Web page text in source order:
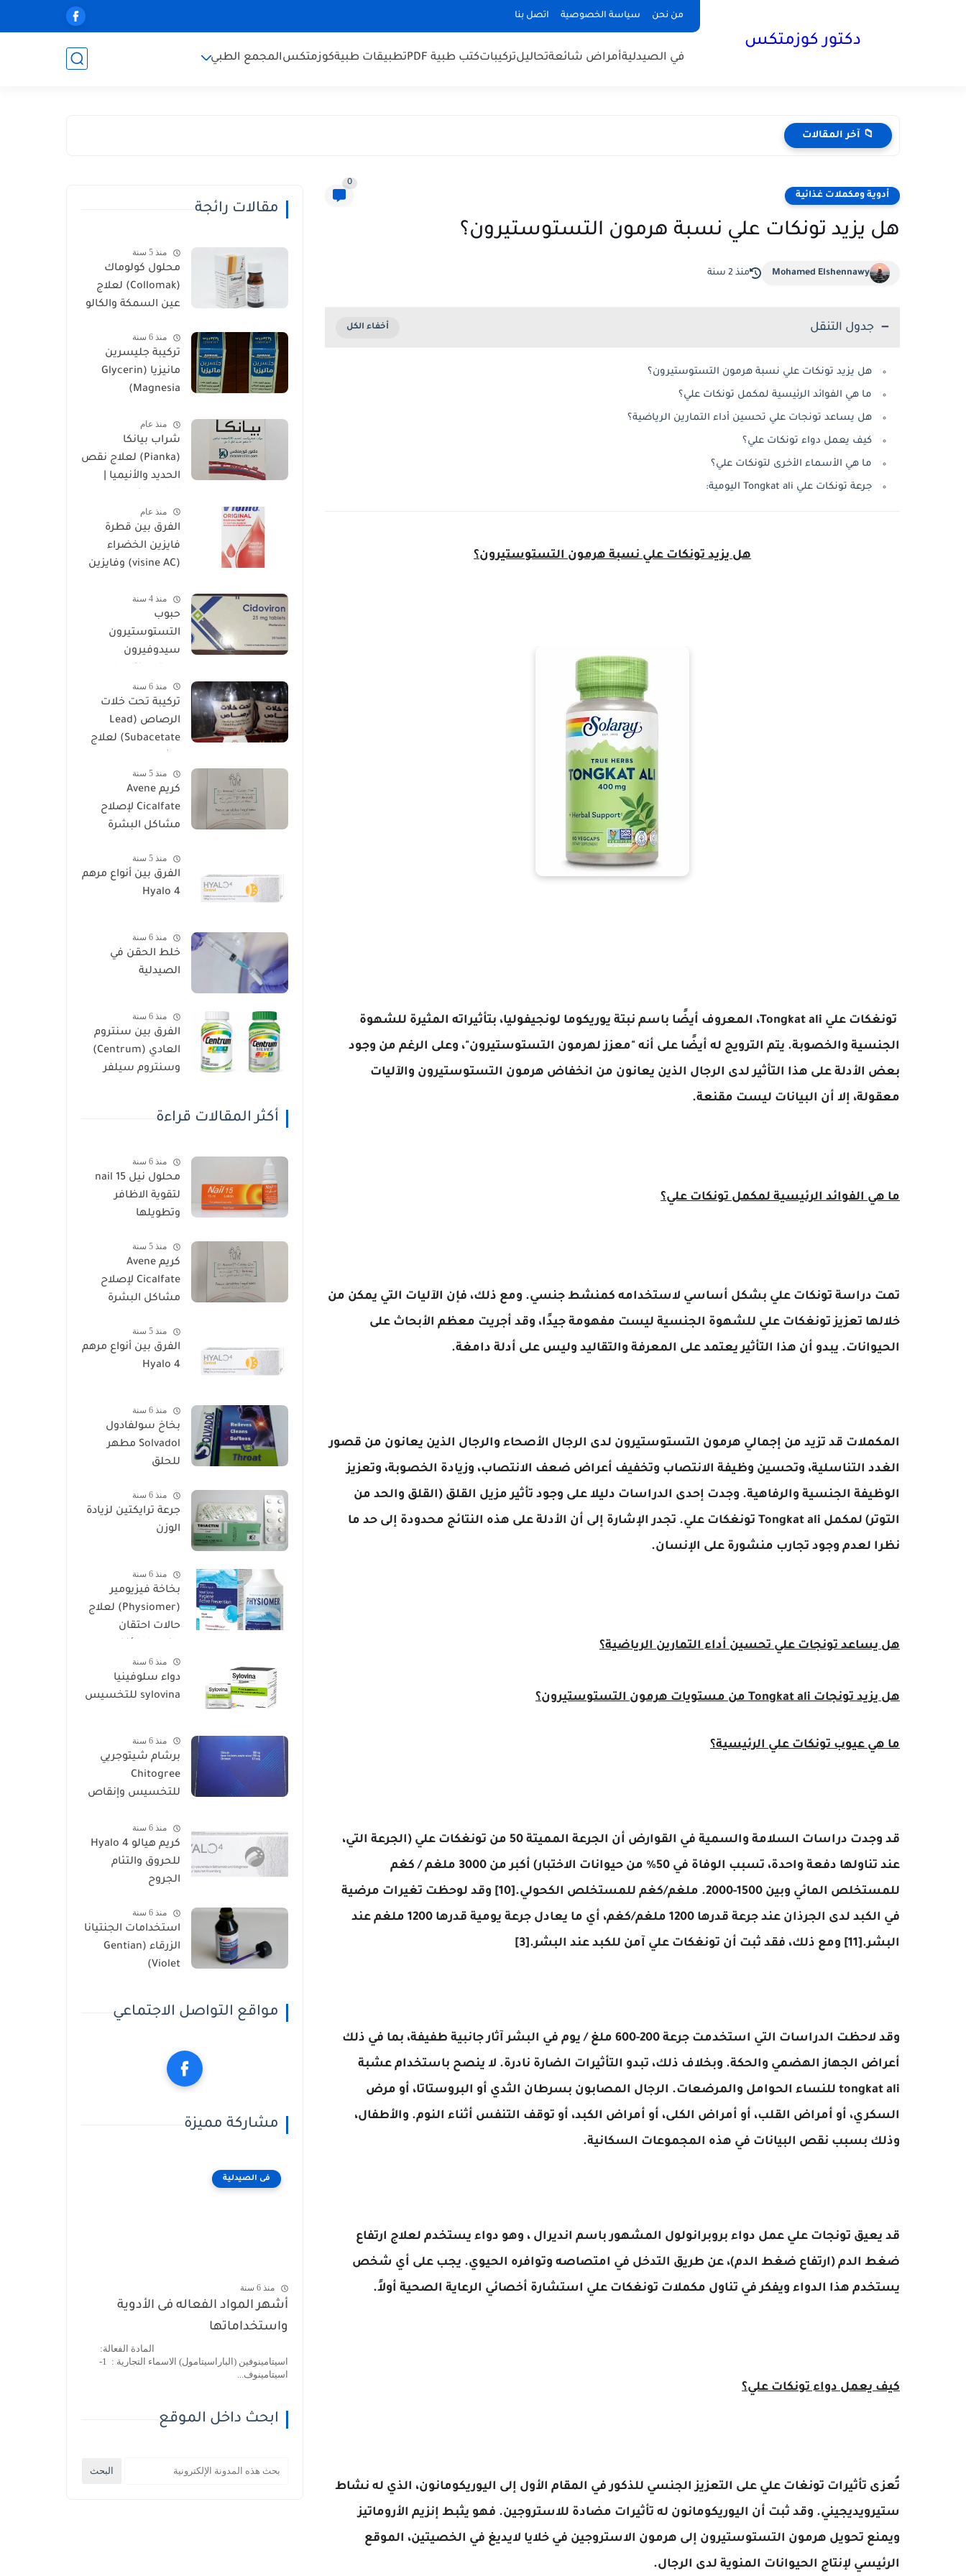
من نحن سياسة الخصوصية اتصل بنا
دكتور كوزمتكس
في الصيدليةأمراض شائعةتحاليلتركيباتكتب طبية PDF تطبيقات طبيةكوزمتكسالمجمع الطبي
📁 آخر المقالات
أدوية ومكملات غذائية
0
هل يزيد تونكات علي نسبة هرمون التستوستيرون؟
Mohamed Elshennawy منذ 2 سنة
جدول التنقل
هل يزيد تونكات علي نسبة هرمون التستوستيرون؟
ما هي الفوائد الرئيسية لمكمل تونكات علي؟
هل يساعد تونجات علي تحسين أداء التمارين الرياضية؟
كيف يعمل دواء تونكات علي؟
ما هي الأسماء الأخرى لتونكات علي؟
جرعة تونكات علي Tongkat ali اليومية:
هل يزيد تونكات علي نسبة هرمون التستوستيرون؟
تونغكات علي Tongkat ali، المعروف أيضًا باسم نبتة يوريكوما لونجيفوليا، بتأثيراته المثيرة للشهوة
الجنسية والخصوبة. يتم الترويج له أيضًا على أنه "معزز لهرمون التستوستيرون"، وعلى الرغم من وجود
بعض الأدلة على هذا التأثير لدى الرجال الذين يعانون من انخفاض هرمون التستوستيرون والآليات
معقولة، إلا أن البيانات ليست مقنعة.
ما هي الفوائد الرئيسية لمكمل تونكات علي؟
تمت دراسة تونكات علي بشكل أساسي لاستخدامه كمنشط جنسي. ومع ذلك، فإن الآليات التي يمكن من
خلالها تعزيز تونغكات علي للشهوة الجنسية ليست مفهومة جيدًا، وقد أجريت معظم الأبحاث على
الحيوانات. يبدو أن هذا التأثير يعتمد على المعرفة والتقاليد وليس على أدلة دامغة.
المكملات قد تزيد من إجمالي هرمون التستوستيرون لدى الرجال الأصحاء والرجال الذين يعانون من قصور
الغدد التناسلية، وتحسين وظيفة الانتصاب وتخفيف أعراض ضعف الانتصاب، وزيادة الخصوبة، وتعزيز
الوظيفة الجنسية والرفاهية. وجدت إحدى الدراسات دليلا على وجود تأثير مزيل القلق (القلق والحد من
التوتر) لمكمل Tongkat ali تونغكات علي. تجدر الإشارة إلى أن الأدلة على هذه النتائج محدودة إلى حد ما
نظرا لعدم وجود تجارب منشورة على الإنسان.
هل يساعد تونجات علي تحسين أداء التمارين الرياضية؟
هل يزيد تونجات Tongkat ali من مستويات هرمون التستوستيرون؟
ما هي عيوب تونكات علي الرئيسية؟
قد وجدت دراسات السلامة والسمية في القوارض أن الجرعة المميتة 50 من تونغكات علي (الجرعة التي،
عند تناولها دفعة واحدة، تسبب الوفاة في 50٪ من حيوانات الاختبار) أكبر من 3000 ملغم / كغم
للمستخلص المائي وبين 1500-2000. ملغم/كغم للمستخلص الكحولي.[10] وقد لوحظت تغيرات مرضية
في الكبد لدى الجرذان عند جرعة قدرها 1200 ملغم/كغم، أي ما يعادل جرعة يومية قدرها 1200 ملغم عند
البشر.[11] ومع ذلك، فقد ثبت أن تونغكات علي آمن للكبد عند البشر.[3]
وقد لاحظت الدراسات التي استخدمت جرعة 200-600 ملغ / يوم في البشر آثار جانبية طفيفة، بما في ذلك
أعراض الجهاز الهضمي والحكة. وبخلاف ذلك، تبدو التأثيرات الضارة نادرة. لا ينصح باستخدام عشبة
tongkat ali للنساء الحوامل والمرضعات. الرجال المصابون بسرطان الثدي أو البروستاتا، أو مرض
السكري، أو أمراض القلب، أو أمراض الكلى، أو أمراض الكبد، أو توقف التنفس أثناء النوم. والأطفال،
وذلك بسبب نقص البيانات في هذه المجموعات السكانية.
قد يعيق تونجات علي عمل دواء بروبرانولول المشهور باسم انديرال ، وهو دواء يستخدم لعلاج ارتفاع
ضغط الدم (ارتفاع ضغط الدم)، عن طريق التدخل في امتصاصه وتوافره الحيوي. يجب على أي شخص
يستخدم هذا الدواء ويفكر في تناول مكملات تونغكات علي استشارة أخصائي الرعاية الصحية أولاً.
كيف يعمل دواء تونكات علي؟
تُعزى تأثيرات تونغات علي على التعزيز الجنسي للذكور في المقام الأول إلى اليوريكومانون، الذي له نشاط
ستيرويديجيني. وقد ثبت أن اليوريكومانون له تأثيرات مضادة للاستروجين. فهو يثبط إنزيم الأروماتيز
ويمنع تحويل هرمون التستوستيرون إلى هرمون الاستروجين في خلايا لايديغ في الخصيتين، الموقع
الرئيسي لإنتاج الحيوانات المنوية لدى الرجال.
مقالات رائجة
منذ 5 سنة
محلول كولوماك
(Collomak) لعلاج
عين السمكة والكالو
منذ 6 سنة
تركيبة جليسرين
مانيزيا (Glycerin
Magnesia)
منذ عام
شراب بيانكا
(Pianka) لعلاج نقص
الحديد والأنيميا |
منذ عام
الفرق بين قطرة
فايزين الخضراء
(visine AC) وفايزين
original)
منذ 4 سنة
حبوب
التستوستيرون
سيدوفيرون
العقم
منذ 6 سنة
تركيبة تحت خلات
الرصاص (Lead
Subacetate) لعلاج
البواسير
منذ 5 سنة
كريم Avene
Cicalfate لإصلاح
مشاكل البشرة
منذ 5 سنة
الفرق بين أنواع مرهم
Hyalo 4
منذ 6 سنة
خلط الحقن في
الصيدلية
منذ 6 سنة
الفرق بين سنتروم
العادي (Centrum)
وسنتروم سيلفر
أكثر المقالات قراءة
منذ 6 سنة
محلول نيل nail 15
لتقوية الاظافر
وتطويلها
منذ 5 سنة
كريم Avene
Cicalfate لإصلاح
مشاكل البشرة
منذ 5 سنة
الفرق بين أنواع مرهم
Hyalo 4
منذ 6 سنة
بخاخ سولفادول
Solvadol مطهر
للحلق
منذ 6 سنة
جرعة ترايكتين لزيادة
الوزن
منذ 6 سنة
بخاخة فيزيومير
(Physiomer) لعلاج
حالات احتقان
منذ 6 سنة
دواء سلوفينيا
sylovina للتخسيس
منذ 6 سنة
برشام شيتوجريي
Chitogree
للتخسيس وإنقاص
منذ 6 سنة
كريم هيالو 4 Hyalo
للحروق والتئام
الجروح
منذ 6 سنة
استخدامات الجنتيانا
الزرقاء (Gentian
Violet)
مواقع التواصل الاجتماعي
مشاركة مميزة
فى الصيدلية
منذ 6 سنة
أشهر المواد الفعاله فى الأدوية
واستخداماتها
المادة الفعالة:
اسيتامينوفين (الباراسيتامول) الاسماء التجارية : 1-
اسيتامينوف...
ابحث داخل الموقع